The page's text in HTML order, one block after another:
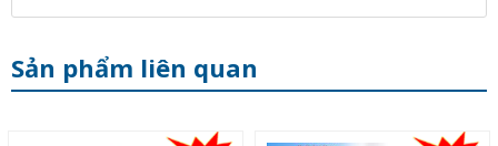
Sản phẩm liên quan